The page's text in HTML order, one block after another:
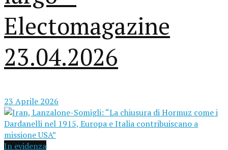
Electomagazine
23.04.2026
23 Aprile 2026
In evidenza